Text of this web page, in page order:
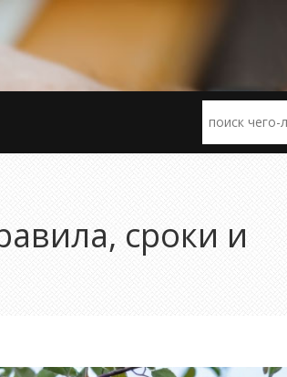
сроки и